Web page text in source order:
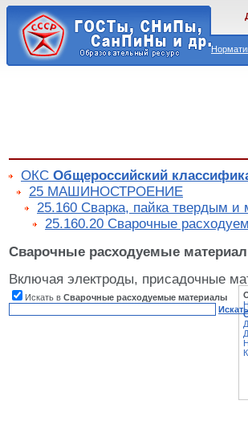
ОКС Общероссийский
25 МАШИНОСТРОЕНИЕ
25.160 Сварка, пайка твердым и
25.160.20 Сварочные
Сварочные расходуемые
Включая электроды, присадочные
Искать в Сварочные расходуемые материалы